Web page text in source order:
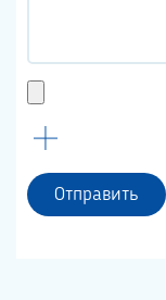
Отправить